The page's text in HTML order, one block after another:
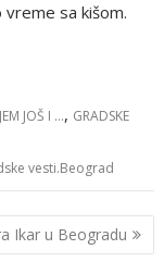
sa kišom.
JOŠ I ..., GRADSKE
vesti.Beograd
Ikar u Beogradu